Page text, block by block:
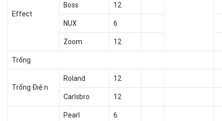
Effect
Boss 12
NUX 6
Zoom 12
Trống
Trống Điện
Roland 12
Carlsbro 12
Pearl 6